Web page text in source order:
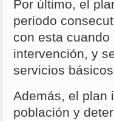
Por último, el
periodo
con esta
intervención, y
servicios
Además, el plan
población y